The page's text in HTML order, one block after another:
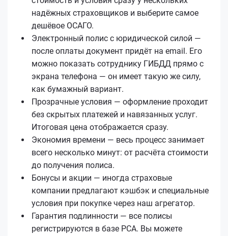
надёжных страховщиков и выберите самое
дешёвое ОСАГО.
Электронный полис с юридической силой —
после оплаты документ придёт на email. Его
можно показать сотруднику ГИБДД прямо с
экрана телефона — он имеет такую же силу,
как бумажный вариант.
Прозрачные условия — оформление проходит
без скрытых платежей и навязанных услуг.
Итоговая цена отображается сразу.
Экономия времени — весь процесс занимает
всего несколько минут: от расчёта стоимости
до получения полиса.
Бонусы и акции — иногда страховые
компании предлагают кэшбэк и специальные
условия при покупке через наш агрегатор.
Гарантия подлинности — все полисы
регистрируются в базе РСА. Вы можете